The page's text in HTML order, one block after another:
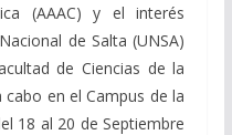
(AAAC) y el interés
de Salta (UNSA)
de Ciencias de la
cabo en el Campus de la
18 al 20 de Septiembre